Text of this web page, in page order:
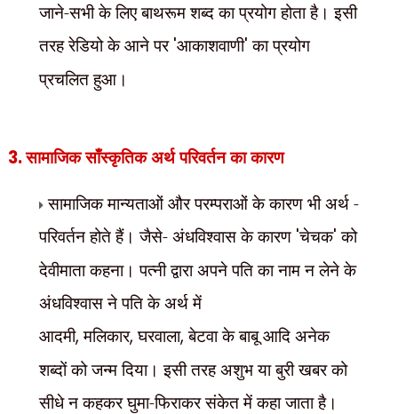
जाने-सभी के लिए बाथरूम शब्द का प्रयोग होता है। इसी
तरह रेडियो के आने पर 'आकाशवाणी'का प्रयोग
प्रचलित हुआ।
3.सामाजिक साँस्कृतिक अर्थ परिवर्तन का कारण
सामाजिक मान्यताओं और परम्पराओं के कारण भी अर्थ -
परिवर्तन होते हैं। जैसे- अंधविश्वास के कारण 'चेचक'को
देवीमाता कहना। पत्नी द्वारा अपने पति का नाम न लेने के
अंधविश्वास ने पति के अर्थ में
आदमी,मलिकार,घरवाला,बेटवा केबाबू आदि अनेक
शब्दों को जन्म दिया। इसी तरह अशुभ या बुरी खबर को
सीधे न कहकर घुमा-फिराकर संकेत में कहा जाता है।